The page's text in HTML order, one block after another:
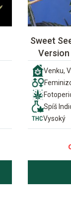
Sweet
Version
Venku,
Spíš
Vysoký